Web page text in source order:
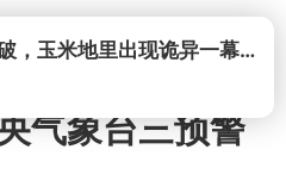
打开西平命案8天未破，玉米地里出现诡异一幕，我突然想起了欧金中
气象台三预警